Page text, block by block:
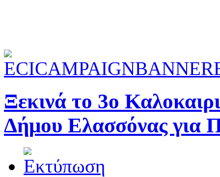
Ξεκινά το 3ο
Δήμου Ελασσόνας για